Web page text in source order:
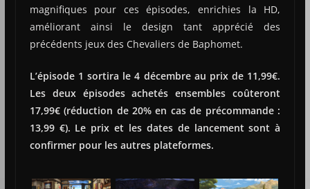
magnifiques pour ces épisodes, enrichies la HD,
améliorant ainsi le design tant apprécié des
précédents jeux des Chevaliers de Baphomet.
L’épisode 1 sortira le 4 décembre au prix de 11,99€.
Les deux épisodes achetés ensembles coûteront
17,99€ (réduction de 20% en cas de précommande :
13,99 €). Le prix et les dates de lancement sont à
confirmer pour les autres plateformes.